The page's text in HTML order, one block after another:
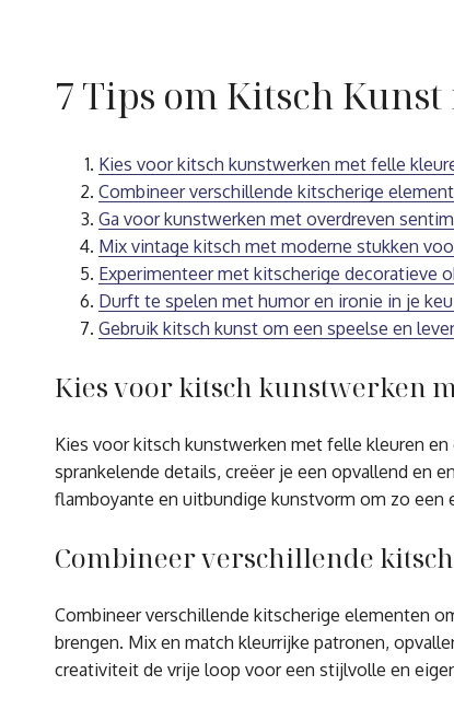
7 Tips om Kitsch
Kies voor kitsch kunstwerken met felle
Combineer verschillende kitscherige
Ga voor kunstwerken met overdreven
Mix vintage kitsch met moderne stukken
Experimenteer met kitscherige decoratieve
Durft te spelen met humor en ironie in je
Gebruik kitsch kunst om een speelse en
Kies voor kitsch kunstwerken
Kies voor kitsch kunstwerken met felle kleuren
sprankelende details, creëer je een opvallend en
flamboyante en uitbundige kunstvorm om zo
Combineer verschillende
Combineer verschillende kitscherige elementen
brengen. Mix en match kleurrijke patronen,
creativiteit de vrije loop voor een stijlvolle en